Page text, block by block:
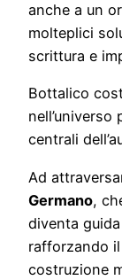
anche a un
molteplici
scrittura e
Bottalico
centrali
Ad
Germano,
diventa
rafforzando
costruzione